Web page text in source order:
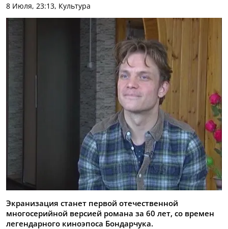
8 Июля, 23:13, Культура
Экранизация станет первой отечественной
многосерийной версией романа за 60 лет, со времен
легендарного киноэпоса Бондарчука.